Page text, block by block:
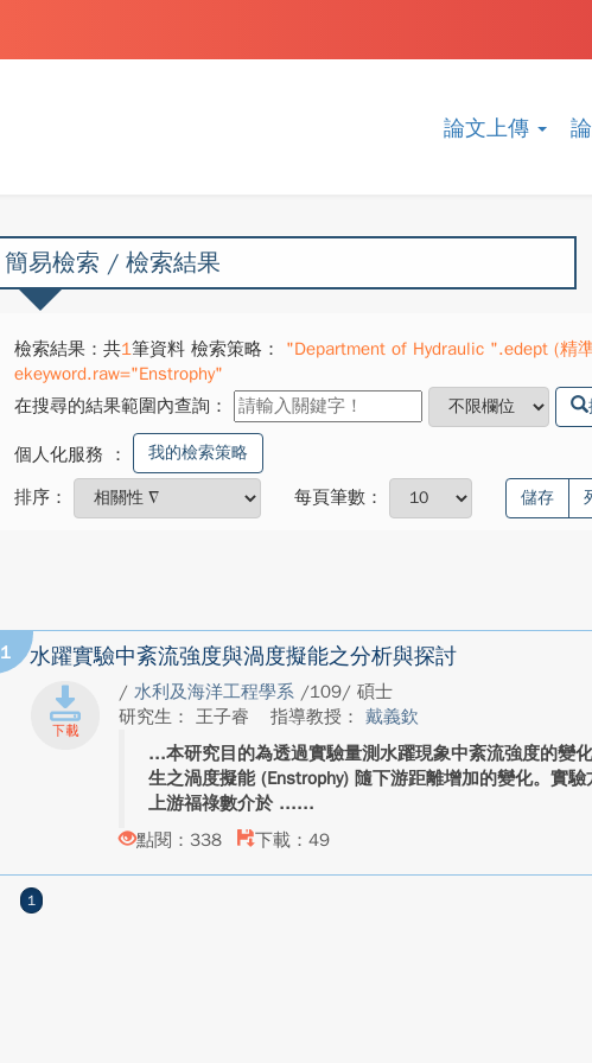
論文上傳
簡易檢索 / 檢索結果
檢索結果：共1筆資料 檢索策略：
"Department of Hydraulic ".edept (精
ekeyword.raw="Enstrophy"
在搜尋的結果範圍內查詢：
個人化服務 ： 我的檢索策略
排序： 每頁筆數： 儲存
1 水躍實驗中紊流強度與渦度擬能之分析與探討
/ 水利及海洋工程學系 /109/ 碩士
研究生： 王子睿
指導教授： 戴義欽
本研究目的為透過實驗量測水躍現象中紊流強度的變
生之渦度擬能 (Enstrophy) 隨下游距離增加的變化。實
上游福祿數介於 ...
點閱：338
下載：49
1